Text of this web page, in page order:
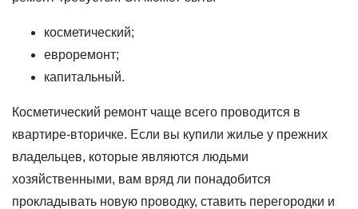
косметический;
евроремонт;
капитальный.
Косметический ремонт чаще всего проводится в
квартире-вторичке. Если вы купили жилье у прежних
владельцев, которые являются людьми
хозяйственными, вам вряд ли понадобится
прокладывать новую проводку, ставить перегородки и